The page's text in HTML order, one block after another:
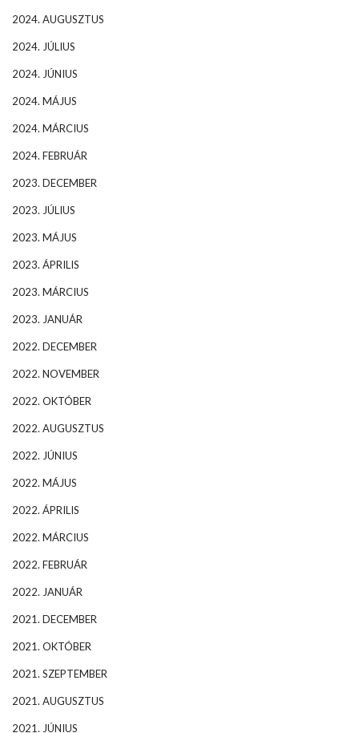
2024. AUGUSZTUS
2024. JÚLIUS
2024. JÚNIUS
2024. MÁJUS
2024. MÁRCIUS
2024. FEBRUÁR
2023. DECEMBER
2023. JÚLIUS
2023. MÁJUS
2023. ÁPRILIS
2023. MÁRCIUS
2023. JANUÁR
2022. DECEMBER
2022. NOVEMBER
2022. OKTÓBER
2022. AUGUSZTUS
2022. JÚNIUS
2022. MÁJUS
2022. ÁPRILIS
2022. MÁRCIUS
2022. FEBRUÁR
2022. JANUÁR
2021. DECEMBER
2021. OKTÓBER
2021. SZEPTEMBER
2021. AUGUSZTUS
2021. JÚNIUS